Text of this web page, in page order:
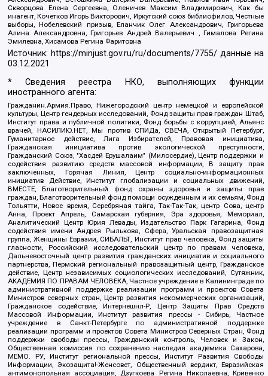
Скворцова Елена Сергеевна, Оленичев Максим Владимирович, Как бы
инагент, Кочетков Игорь Викторович, Иркутский союз библиофилов, Честные
выборы, Нобелевский призыв, Еланчик Олег Александрович, Григорьева
Алина Александровна, Григорьев Андрей Валерьевич , Гималова Регина
Эмилевна, Хисамова Регина Фаритовна
Источник: https://minjust.gov.ru/ru/documents/7755/ данные на
03.12.2021
* Сведения реестра НКО, выполняющих функции
иностранного агента:
Гражданин.Армия.Право, Нижегородский центр немецкой и европейской
культуры, Центр гендерных исследований, Фонд защиты прав граждан Штаб,
Институт права и публичной политики, Фонд борьбы с коррупцией, Альянс
врачей, НАСИЛИЮ.НЕТ, Мы против СПИДа, СВЕЧА, Открытый Петербург,
Гуманитарное действие, Лига Избирателей, Правовая инициатива,
Гражданская инициатива против экологической преступности,
Гражданский Союз, "Хасдей Ерушалаим" (Милосердие), Центр поддержки и
содействия развитию средств массовой информации, В защиту прав
заключенных, Горячая Линия, Центр социально-информационных
инициатив Действие, Институт глобализации и социальных движений,
ВМЕСТЕ, Благотворительный фонд охраны здоровья и защиты прав
граждан, Благотворительный фонд помощи осужденным и их семьям, Фонд
Тольятти, Новое время, Серебряная тайга, Так-Так-Так, центр Сова, центр
Анна, Проект Апрель, Самарская губерния, Эра здоровья, Мемориал,
Аналитический Центр Юрия Левады, Издательство Парк Гагарина, Фонд
содействия имени Андрея Рылькова, Сфера, Уральская правозащитная
группа, Женщины Евразии, СИБАЛЬТ, Институт прав человека, Фонд защиты
гласности, Российский исследовательский центр по правам человека,
Дальневосточный центр развития гражданских инициатив и социального
партнерства, Пермский региональный правозащитный центр, Гражданское
действие, Центр независимых социологических исследований, Сутяжник,
АКАДЕМИЯ ПО ПРАВАМ ЧЕЛОВЕКА, Частное учреждение в Калининграде по
административной поддержке реализации программ и проектов Совета
Министров северных стран, Центр развития некоммерческих организаций,
Гражданское содействие, Интернешнл-Р, Центр Защиты Прав Средств
Массовой Информации, Институт развития прессы - Сибирь, Частное
учреждение в Санкт-Петербурге по административной поддержке
реализации программ и проектов Совета Министров Северных Стран, Фонд
поддержки свободы прессы, Гражданский контроль, Человек и Закон,
Общественная комиссия по сохранению наследия академика Сахарова,
МЕМО. РУ, Институт региональной прессы, Институт Развития Свободы
Информации, Экозащита!-Женсовет, Общественный вердикт, Евразийская
антимонопольная ассоциация, Дзугкоева Регина Николаевна, Кривенко